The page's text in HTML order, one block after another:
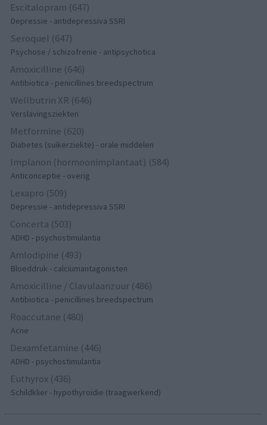
Escitalopram (647)
Depressie - antidepressiva SSRI
Seroquel (647)
Psychose / schizofrenie - antipsychotica
Amoxicilline (646)
Antibiotica - penicillines breedspectrum
Wellbutrin XR (646)
Verslavingsziekten
Metformine (620)
Diabetes (suikerziekte) - orale middelen
Implanon (hormoonimplantaat) (584)
Anticonceptie - overig
Lexapro (509)
Depressie - antidepressiva SSRI
Concerta (503)
ADHD - psychostimulantia
Amlodipine (493)
Bloeddruk - calciumantagonisten
Amoxicilline / Clavulaanzuur (486)
Antibiotica - penicillines breedspectrum
Roaccutane (480)
Acne
Dexamfetamine (446)
ADHD - psychostimulantia
Euthyrox (436)
Schildklier - hypothyroidie (traagwerkend)